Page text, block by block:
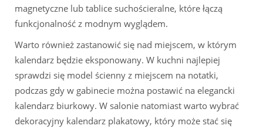
magnetyczne lub tablice suchościeralne, które łączą
funkcjonalność z modnym wyglądem.
Warto również zastanowić się nad miejscem, w którym
kalendarz będzie eksponowany. W kuchni najlepiej
sprawdzi się model ścienny z miejscem na notatki,
podczas gdy w gabinecie można postawić na elegancki
kalendarz biurkowy. W salonie natomiast warto wybrać
dekoracyjny kalendarz plakatowy, który może stać się